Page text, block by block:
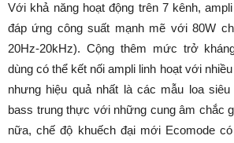
Với khả năng hoạt động trên 7 kênh,
đáp ứng công suất mạnh mẽ với 80W
20Hz-20kHz). Cộng thêm mức trở
dùng có thể kết nối ampli linh hoạt với
nhưng hiệu quả nhất là các mẫu loa
bass trung thực với những cung âm chắc
nữa, chế độ khuếch đại mới Ecomode